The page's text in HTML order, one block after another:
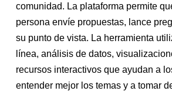
comunidad. La plataforma permite
persona envíe propuestas, lance
su punto de vista. La herramienta
línea, análisis de datos,
recursos interactivos que ayudan a
entender mejor los temas y a tomar